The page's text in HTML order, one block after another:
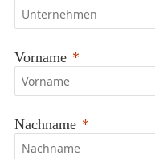
Vorname
Nachname